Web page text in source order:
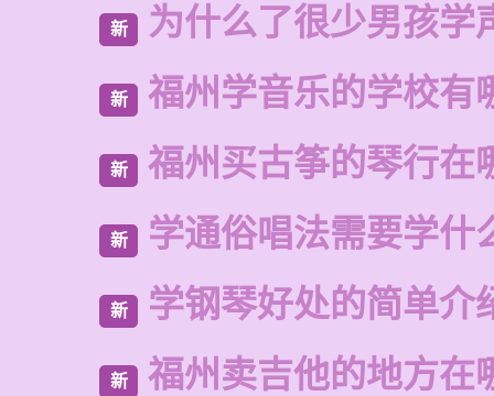
新 为什么了很少男孩学
新 福州学音乐的学校有
新 福州买古筝的琴行在
新 学通俗唱法需要学什
新 学钢琴好处的简单介
新 福州卖吉他的地方在